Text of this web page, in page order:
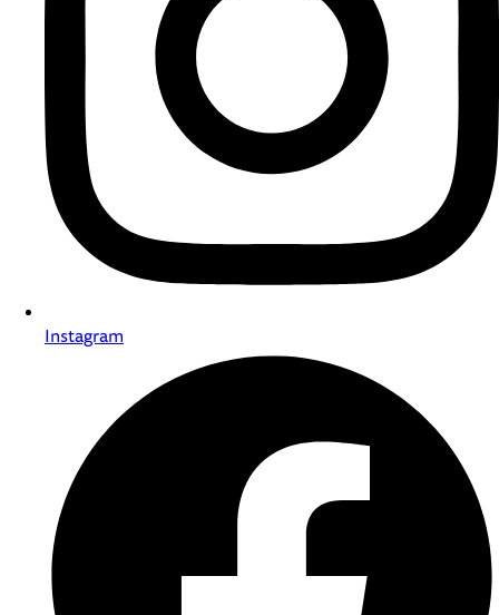
Instagram